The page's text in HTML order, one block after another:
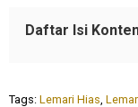
Daftar Isi
Tags: Lemari Hias,